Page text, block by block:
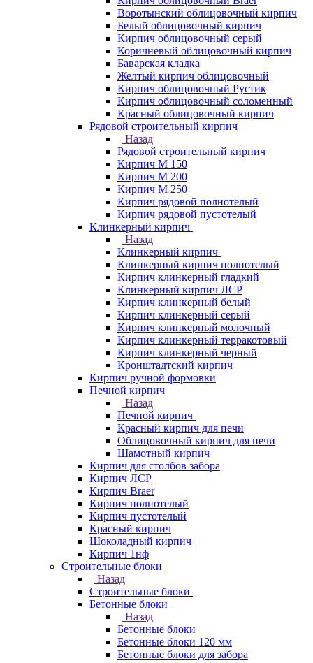
Воротынский облицовочный кирпич
Белый облицовочный кирпич
Кирпич облицовочный серый
Коричневый облицовочный кирпич
Баварская кладка
Желтый кирпич облицовочный
Кирпич облицовочный Рустик
Кирпич облицовочный соломенный
Красный облицовочный кирпич
Рядовой строительный кирпич
Назад
Рядовой строительный кирпич
Кирпич М 150
Кирпич М 200
Кирпич М 250
Кирпич рядовой полнотелый
Кирпич рядовой пустотелый
Клинкерный кирпич
Назад
Клинкерный кирпич
Клинкерный кирпич полнотелый
Кирпич клинкерный гладкий
Клинкерный кирпич ЛСР
Кирпич клинкерный белый
Кирпич клинкерный серый
Кирпич клинкерный молочный
Кирпич клинкерный терракотовый
Кирпич клинкерный черный
Кронштадтский кирпич
Кирпич ручной формовки
Печной кирпич
Назад
Печной кирпич
Красный кирпич для печи
Облицовочный кирпич для печи
Шамотный кирпич
Кирпич для столбов забора
Кирпич ЛСР
Кирпич Braer
Кирпич полнотелый
Кирпич пустотелый
Красный кирпич
Шоколадный кирпич
Кирпич 1нф
Строительные блоки
Назад
Строительные блоки
Бетонные блоки
Назад
Бетонные блоки
Бетонные блоки 120 мм
Бетонные блоки для забора